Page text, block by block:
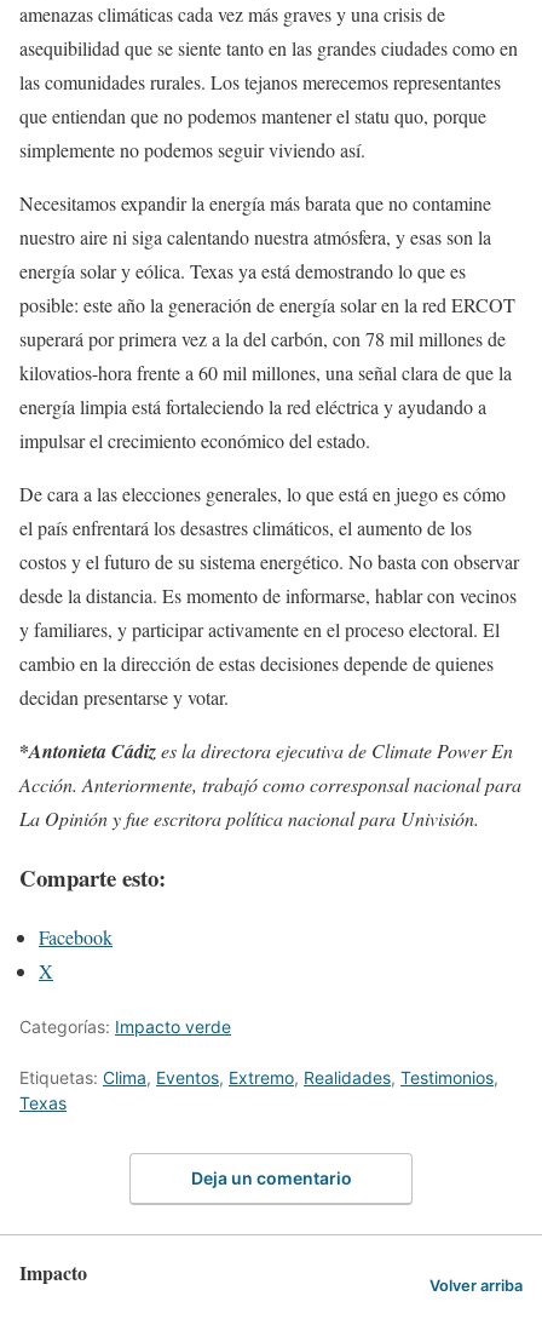
amenazas climáticas cada vez más graves y una crisis de
asequibilidad que se siente tanto en las grandes ciudades como en
las comunidades rurales. Los tejanos merecemos representantes
que entiendan que no podemos mantener el statu quo, porque
simplemente no podemos seguir viviendo así.
Necesitamos expandir la energía más barata que no contamine
nuestro aire ni siga calentando nuestra atmósfera, y esas son la
energía solar y eólica. Texas ya está demostrando lo que es
posible: este año la generación de energía solar en la red ERCOT
superará por primera vez a la del carbón, con 78 mil millones de
kilovatios-hora frente a 60 mil millones, una señal clara de que la
energía limpia está fortaleciendo la red eléctrica y ayudando a
impulsar el crecimiento económico del estado.
De cara a las elecciones generales, lo que está en juego es cómo
el país enfrentará los desastres climáticos, el aumento de los
costos y el futuro de su sistema energético. No basta con observar
desde la distancia. Es momento de informarse, hablar con vecinos
y familiares, y participar activamente en el proceso electoral. El
cambio en la dirección de estas decisiones depende de quienes
decidan presentarse y votar.
*Antonieta Cádizes la directora ejecutiva de Climate Power En
Acción. Anteriormente, trabajó como corresponsal nacional para
La Opinión y fue escritora política nacional para Univisión.
Comparte esto:
Facebook
X
Categorías: Impacto verde
Etiquetas: Clima, Eventos, Extremo, Realidades, Testimonios,
Texas
Deja un comentario
Impacto Volver arriba